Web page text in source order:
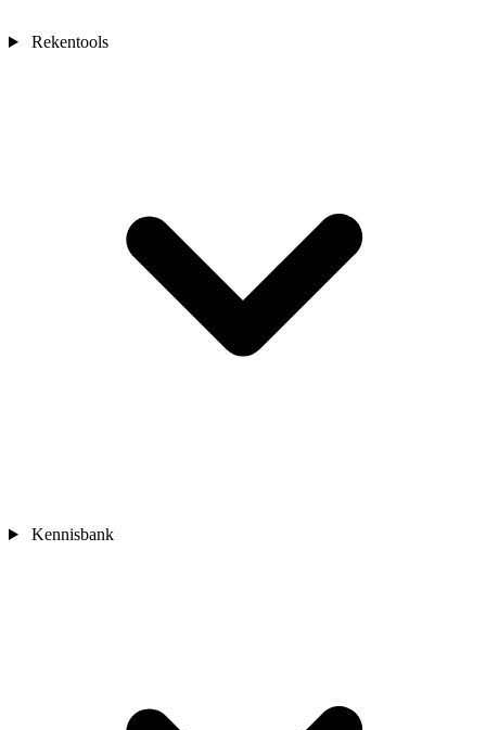
Rekentools
Kennisbank